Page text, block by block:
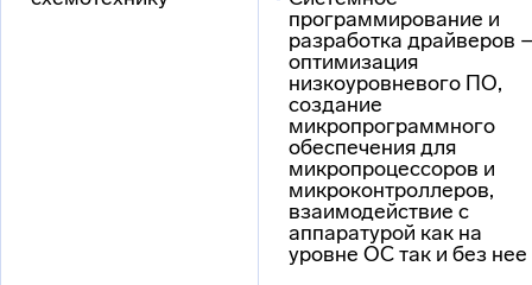
программирование и
разработка драйверов
оптимизация
низкоуровневого ПО,
создание
микропрограммного
обеспечения для
микропроцессоров и
микроконтроллеров,
взаимодействие с
аппаратурой как на
уровне ОС так и без нее